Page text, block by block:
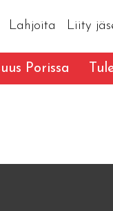
Lahjoita Liity
Porissa